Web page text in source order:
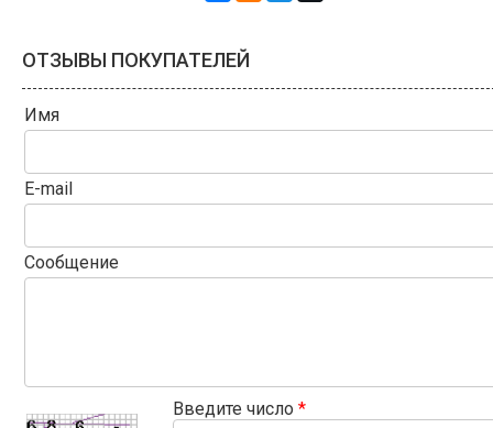
ОТЗЫВЫ ПОКУПАТЕЛЕЙ
Имя
E-mail
Сообщение
Введите число *